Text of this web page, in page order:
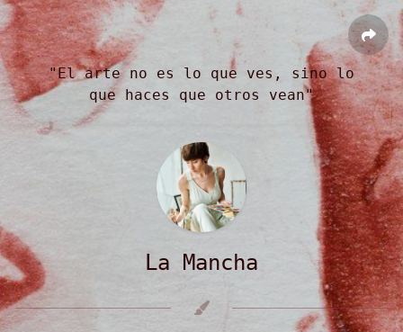
"El arte no es lo que ves, sino lo
que haces que otros vean"
La Mancha